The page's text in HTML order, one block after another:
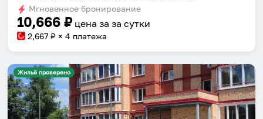
Мгновенное бронирование
10,666 ₽ цена за за сутки
2,667 ₽ × 4 платежа
Жильё проверено